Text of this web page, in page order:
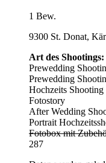
1 Bew.
9300 St. Donat,
Art des Shootings:
Prewedding
Prewedding
Hochzeits Shooting
Fotostory
After Wedding
Portrait
Fotobox mit
287